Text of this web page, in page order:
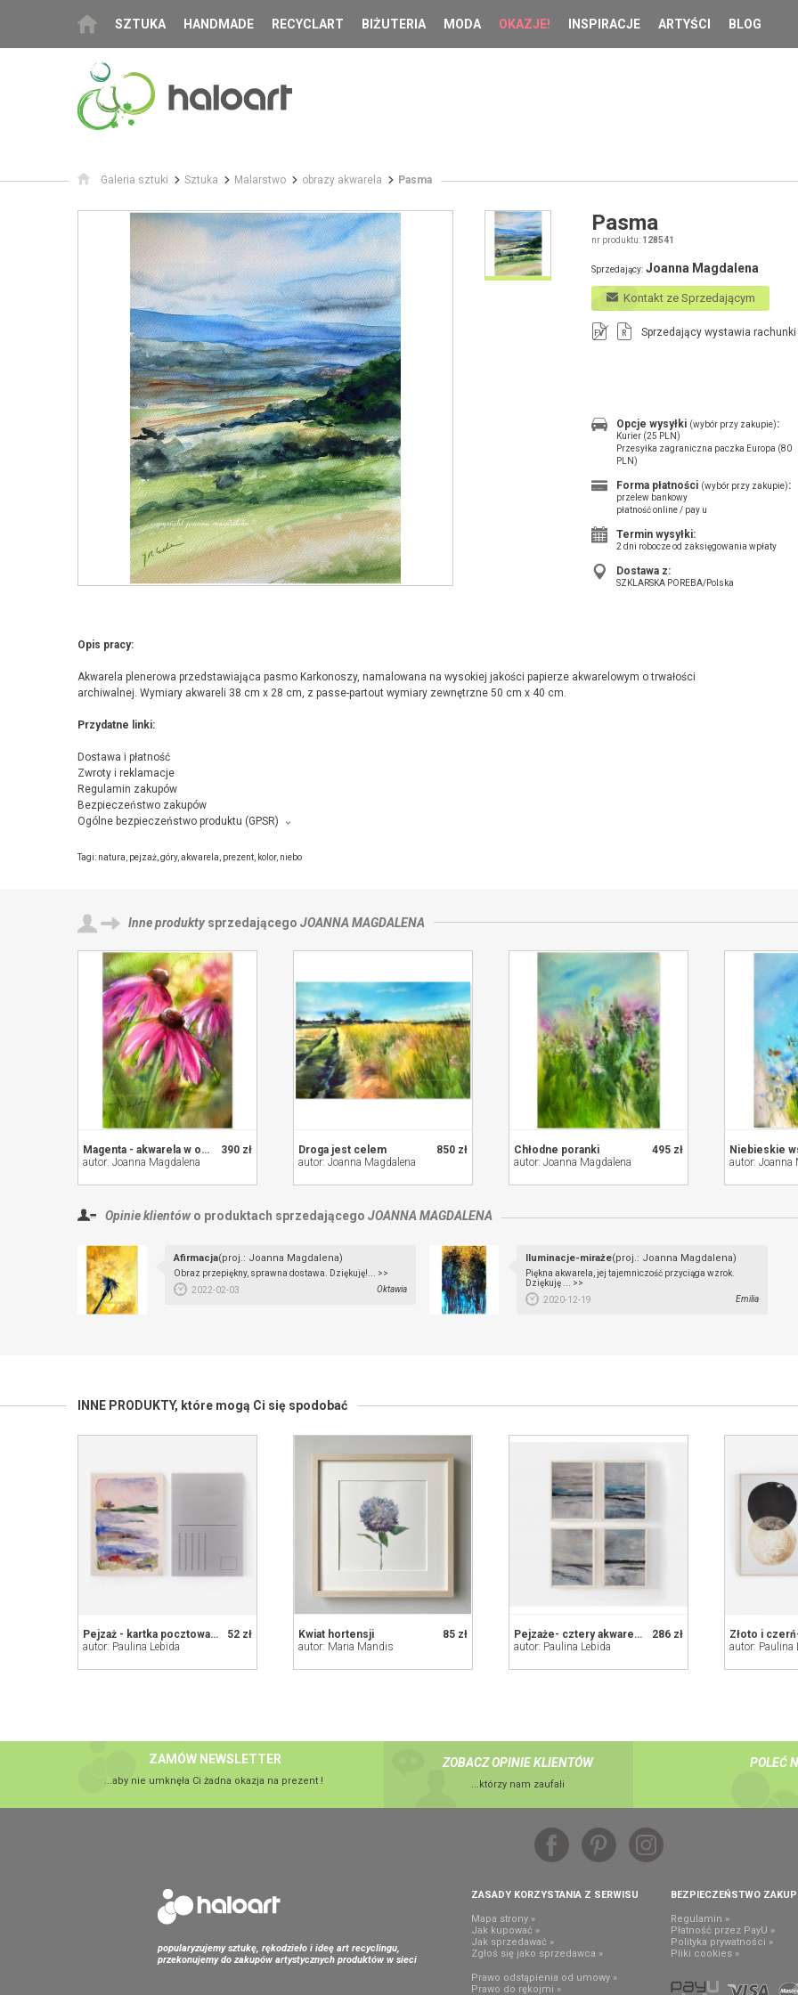
SZTUKA HANDMADE RECYCLART BIŻUTERIA MODA OKAZJE! INSPIRACJE ARTYŚCI BLOG
Galeria sztuki Sztuka Malarstwo obrazy akwarela Pasma
Pasma
nr produktu: 128541
Sprzedający: Joanna Magdalena
Kontakt ze Sprzedającym
FV R Sprzedający wystawia rachunki
Opcje wysyłki (wybór przy zakupie):
Kurier (25 PLN)
Przesyłka zagraniczna paczka Europa (80
PLN)
Forma płatności (wybór przy zakupie):
przelew bankowy
płatność online / pay u
Termin wysyłki:
2 dni robocze od zaksięgowania wpłaty
Dostawa z:
SZKLARSKA POREBA/Polska
Opis pracy:
Akwarela plenerowa przedstawiająca pasmo Karkonoszy, namalowana na wysokiej jakości papierze akwarelowym o trwałości
archiwalnej. Wymiary akwareli 38 cm x 28 cm, z passe-partout wymiary zewnętrzne 50 cm x 40 cm.
Przydatne linki:
Dostawa i płatność
Zwroty i reklamacje
Regulamin zakupów
Bezpieczeństwo zakupów
Ogólne bezpieczeństwo produktu (GPSR)
ŚWIAT SZTUK PIĘKNYCH Joanna Magdalena , Osiedle Huty 6 A, 58-580 SZKLARSKA PORĘBA,
Tagi: natura pejzaż góry, akwarela prezent kolor, niebo
Inne produktysprzedającego JOANNA MAGDALENA
390 zł
Magenta - akwarela w oprawie
autor: Joanna Magdalena
850 zł
Droga jest celem
autor: Joanna Magdalena
495 zł
Chłodne poranki
autor: Joanna Magdalena
Niebieskie
autor: Joanna
Opinie klientów o produktach sprzedającego JOANNA MAGDALENA
Afirmacja(proj.: Joanna Magdalena)
Obraz przepiękny, sprawna dostawa. Dziękuję!... >>
2022-02-03
Oktawia
Iluminacje-miraże(proj.: Joanna Magdalena)
Piękna akwarela, jej tajemniczość przyciąga wzrok.
Dziękuję ... >>
2020-12-19
Emilia
INNE PRODUKTY, które mogą Ci się spodobać
52 zł
Pejzaż - kartka pocztowa,akwarela
autor: Paulina Lebida
85 zł
Kwiat hortensji
autor: Maria Mandis
286 zł
Pejzaże- cztery akwarele
autor: Paulina Lebida
autor: Paulina
ZAMÓW NEWSLETTER
...aby nie umknęła Ci żadna okazja na prezent !
ZOBACZ OPINIE KLIENTÓW
...którzy nam zaufali
POLEĆ
popularyzujemy sztukę, rękodzieło i ideę art recyclingu,
przekonujemy do zakupów artystycznych produktów w sieci
ZASADY KORZYSTANIA Z SERWISU
Mapa strony »
Jak kupować »
Jak sprzedawać »
Zgłoś się jako sprzedawca »
Prawo odstąpienia od umowy »
Prawo do rękojmi »
BEZPIECZEŃSTWO
Regulamin »
Płatność przez PayU »
Polityka prywatności »
Pliki cookies »